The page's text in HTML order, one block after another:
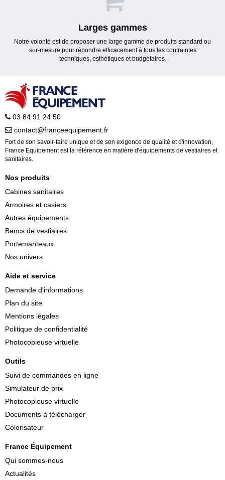
Larges gammes
Notre volonté est de proposer une large gamme de produits standard ou
sur-mesure pour répondre efficacement à tous les contraintes
techniques, esthétiques et budgétaires.
03 84 91 24 50
contact@franceequipement.fr
Fort de son savoir-faire unique et de son exigence de qualité et d'innovation,
France Equipement est la référence en matière d'équipements de vestiaires et
sanitaires.
Nos produits
Cabines sanitaires
Armoires et casiers
Autres équipements
Bancs de vestiaires
Portemanteaux
Nos univers
Aide et service
Demande d'informations
Plan du site
Mentions légales
Politique de confidentialité
Photocopieuse virtuelle
Outils
Suivi de commandes en ligne
Simulateur de prix
Photocopieuse virtuelle
Documents à télécharger
Colorisateur
France Équipement
Qui sommes-nous
Actualités